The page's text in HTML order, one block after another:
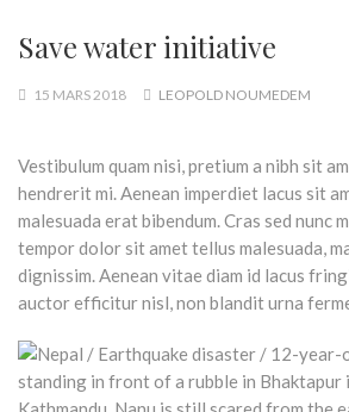
Save water initiative
15 MARS 2018 LEOPOLD NOUMEDEM
Vestibulum quam nisi, pretium a nibh sit
hendrerit mi. Aenean imperdiet lacus sit
malesuada erat bibendum. Cras sed nunc
tempor dolor sit amet tellus malesuada,
dignissim. Aenean vitae diam id lacus
auctor efficitur nisl, non blandit urna